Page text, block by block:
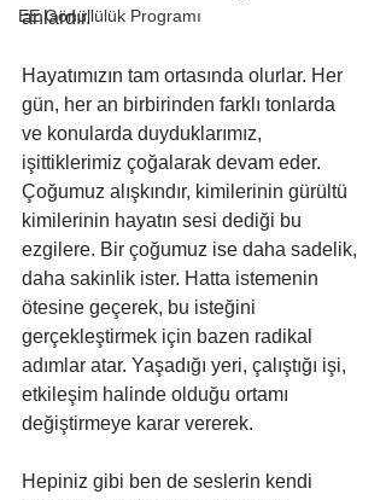
EE Gönüllülük Programı
anlardır.
Hayatımızın tam ortasında olurlar. Her
gün, her an birbirinden farklı tonlarda
ve konularda duyduklarımız,
işittiklerimiz çoğalarak devam eder.
Çoğumuz alışkındır, kimilerinin gürültü
kimilerinin hayatın sesi dediği bu
ezgilere. Bir çoğumuz ise daha sadelik,
daha sakinlik ister. Hatta istemenin
ötesine geçerek, bu isteğini
gerçekleştirmek için bazen radikal
adımlar atar. Yaşadığı yeri, çalıştığı işi,
etkileşim halinde olduğu ortamı
değiştirmeye karar vererek.
Hepiniz gibi ben de seslerin kendi